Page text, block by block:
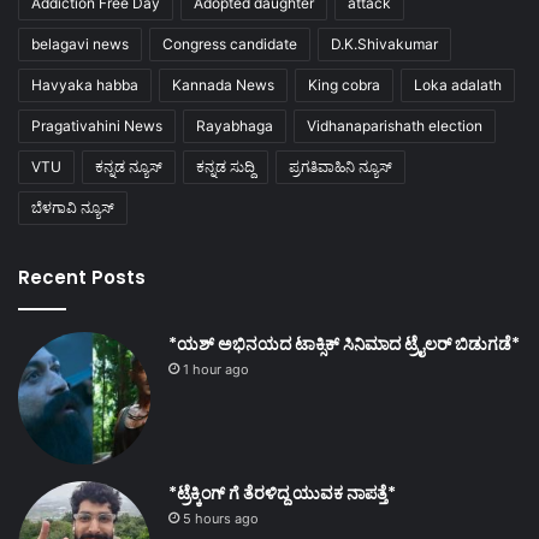
belagavi news Congress candidate D.K.Shivakumar
Havyaka habba Kannada News King cobra Loka adalath
Pragativahini News Rayabhaga Vidhanaparishath election
VTU ಕನ್ನಡ ನ್ಯೂಸ್ ಕನ್ನಡ ಸುದ್ದಿ ಪ್ರಗತಿವಾಹಿನಿ ನ್ಯೂಸ್
ಬೆಳಗಾವಿ ನ್ಯೂಸ್
Recent Posts
*ಯಶ್ ಅಭಿನಯದ ಟಾಕ್ಸಿಕ್ ಸಿನಿಮಾದ ಟ್ರೈಲರ್ ಬಿಡುಗಡೆ*
1 hour ago
*ಟ್ರೆಕ್ಕಿಂಗ್ ಗೆ ತೆರಳಿದ್ದ ಯುವಕ ನಾಪತ್ತೆ*
5 hours ago